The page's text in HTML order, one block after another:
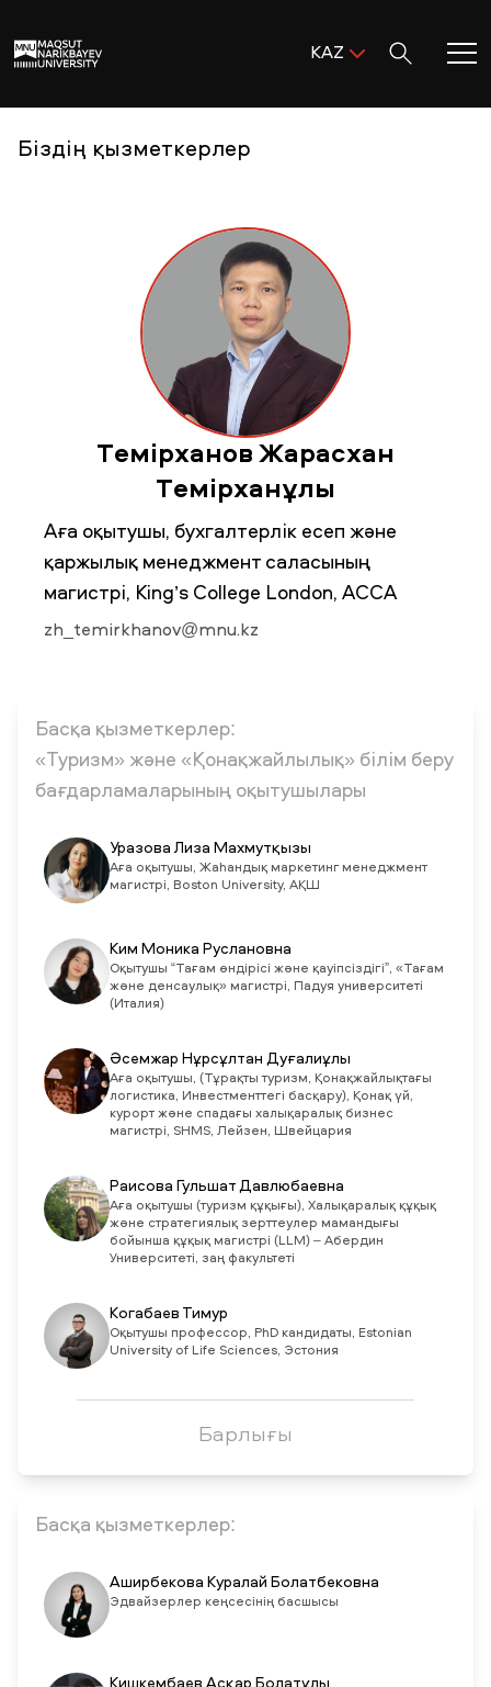
KAZ
Басты бет
Академиялық өмір
Зерттеу және ғылым
Оқуға қабылдау және қолдау
MNU тынысы
ЖАҢАЛЫҚТАРБАҚ БІЗ ТУРАЛЫ ЖҰМЫС ОРЫНДАРЫҚЫЗМЕТКЕРЛЕР
ТҮЛЕКТЕРENDOWMENT
Біздің қызметкерлер
Темірханов Жарасхан
Темірханұлы
Аға оқытушы, бухгалтерлік есеп және
қаржылық менеджмент саласының
магистрі, King’s College London, ACCA
zh_temirkhanov@mnu.kz
Басқа қызметкерлер:
«Туризм» және «Қонақжайлылық» білім беру
бағдарламаларының оқытушылары
Уразова Лиза Махмутқызы
Аға оқытушы, Жаһандық маркетинг менеджмент
магистрі, Boston University, АҚШ
Ким Моника Руслановна
Оқытушы “Тағам өндірісі және қауіпсіздігі”, «Тағам
және денсаулық» магистрі, Падуя университеті
(Италия)
Әсемжар Нұрсұлтан Дуғалиұлы
Аға оқытушы, (Тұрақты туризм, Қонақжайлықтағы
логистика, Инвестменттегі басқару), Қонақ үй,
курорт және спадағы халықаралық бизнес
магистрі, SHMS, Лейзен, Швейцария
Раисова Гульшат Давлюбаевна
Aға оқытушы (туризм құқығы), Халықаралық құқық
және стратегиялық зерттеулер мамандығы
бойынша құқық магистрі (LLM) – Абердин
Университеті, заң факультеті
Когабаев Тимур
Оқытушы профессор, PhD кандидаты, Estonian
University of Life Sciences, Эстония
Барлығы
Басқа қызметкерлер:
Аширбекова Куралай Болатбековна
Эдвайзерлер кеңсесінің басшысы
Кишкембаев Асқар Болатұлы